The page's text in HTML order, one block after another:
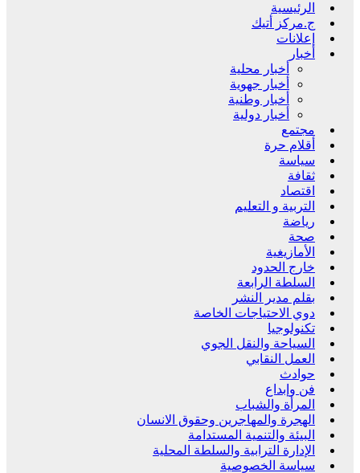
الرئيسية
ج.مركز أتيك
إعلانات
أخبار
أخبار محلية
أخبار جهوية
أخبار وطنية
أخبار دولية
مجتمع
أقلام حرة
سياسة
ثقافة
اقتصاد
التربية و التعليم
رياضة
صحة
الأمازيغية
خارج الحدود
السلطة الرابعة
بقلم مدير النشر
دوي الاحتياجات الخاصة
تكنولوجيا
السياحة والنقل الجوي
العمل النقابي
حوادث
فن وإبداع
المرأة والشباب
الهجرة والمهاجرين وحقوق الانسان
البيئة والتنمية المستدامة
الإدارة الترابية والسلطة المحلية
سياسة الخصوصية